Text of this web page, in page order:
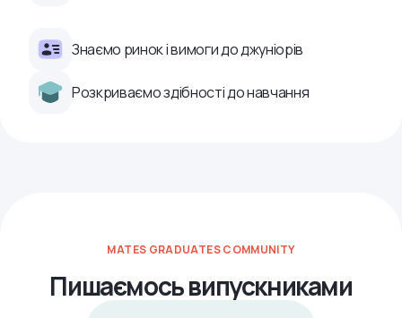
Знаємо ринок і вимоги до джуніорів
Розкриваємо здібності до навчання
MATES GRADUATES COMMUNITY
Пишаємось випускниками